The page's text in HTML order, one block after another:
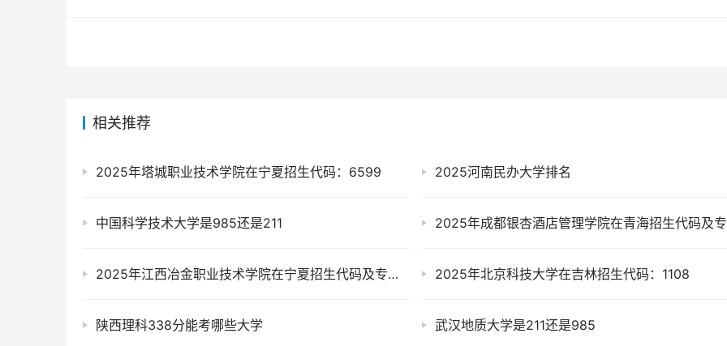
相关推荐
2025年塔城职业技术学院在宁夏招生代码：6599 2025河南民办大学排名
中国科学技术大学是985还是211
2025年江西冶金职业技术学院在宁夏招生代码及专业代码 2025年北京科技大学在吉林招生代码：1108
陕西理科338分能考哪些大学 武汉地质大学是211还是985